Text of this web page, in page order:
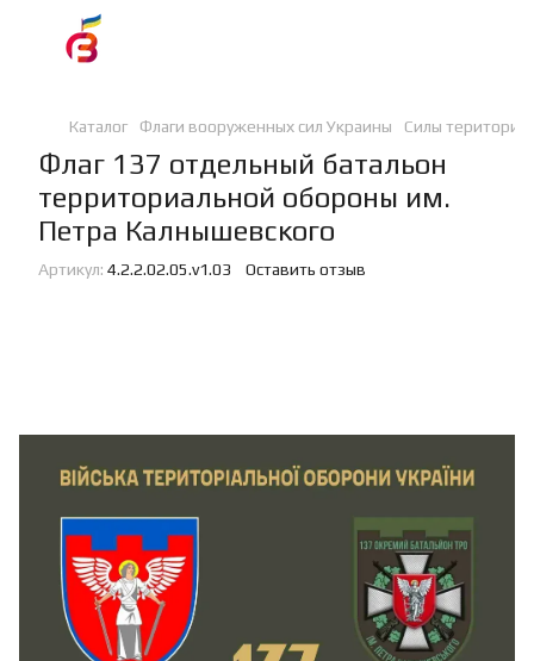
Каталог Флаги вооруженных сил Украины Силы
Флаг 137 отдельный батальон
территориальной обороны им.
Петра Калнышевского
Артикул: 4.2.2.02.05.v1.03 Оставить отзыв